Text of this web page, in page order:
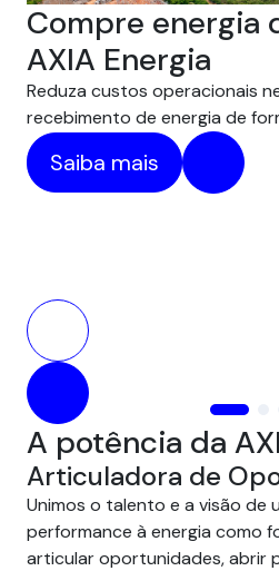
Compre energia
AXIA Energia
Reduza custos operacionais
recebimento de energia de
Saiba mais
A potência da
Articuladora de
Unimos o talento e a visão de
performance à energia como
articular oportunidades, abrir